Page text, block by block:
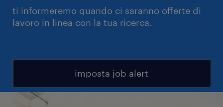
ti informeremo quando ci saranno offerte di
lavoro in linea con la tua ricerca.
imposta job alert